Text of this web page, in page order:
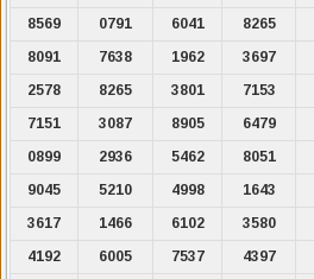
8569
0791 6041 8265
8091
7638 1962 3697
2578
8265 3801 7153
7151
3087 8905 6479
0899
2936 5462 8051
9045
5210 4998 1643
3617
1466 6102 3580
4192
6005 7537 4397